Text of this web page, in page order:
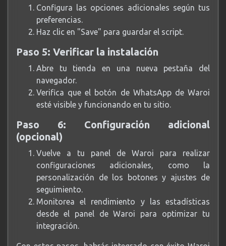
Configura las opciones adicionales según tus
preferencias.
Haz clic en "Save" para guardar el script.
Paso 5: Verificar la instalación
Abre tu tienda en una nueva pestaña del
navegador.
Verifica que el botón de WhatsApp de Waroi
esté visible y funcionando en tu sitio.
Paso 6: Configuración adicional
(opcional)
Vuelve a tu panel de Waroi para realizar
configuraciones adicionales, como la
personalización de los botones y ajustes de
seguimiento.
Monitorea el rendimiento y las estadísticas
desde el panel de Waroi para optimizar tu
integración.